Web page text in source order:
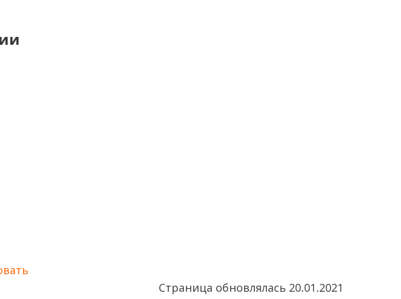
Страница обновлялась 20.01.2021